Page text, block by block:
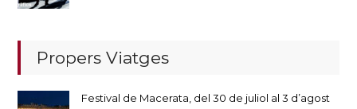
Propers Viatges
Festival de Macerata, del 30 de juliol al 3 d’agost